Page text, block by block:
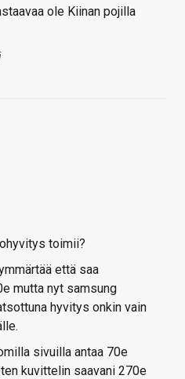
ole Kiinan pojilla
toimii?
että saa
mutta nyt samsung
hyvitys onkin vain
sivuilla antaa 70e
kuvittelin saavani 270e